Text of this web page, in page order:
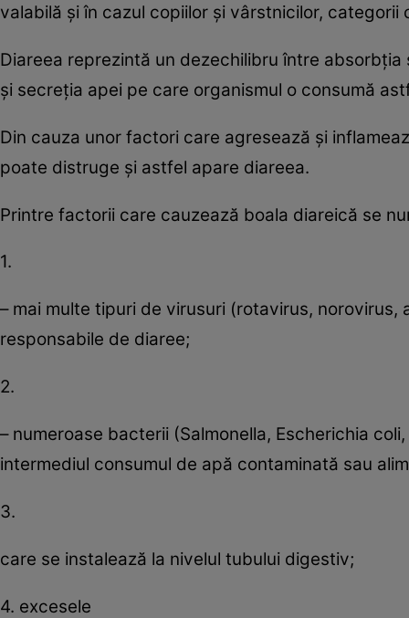
valabilă şi în cazul copiilor şi vârstnicilor,
Diareea reprezintă un dezechilibru între
şi secreţia apei pe care organismul o consumă
Din cauza unor factori care agresează şi
poate distruge şi astfel apare diareea.
Printre factorii care cauzează boala diareică se
1.
– mai multe tipuri de virusuri (rotavirus,
responsabile de diaree;
2.
– numeroase bacterii (Salmonella, Escherichia
intermediul consumul de apă contaminată sau
3.
care se instalează la nivelul tubului digestiv;
4. excesele